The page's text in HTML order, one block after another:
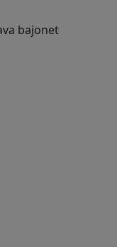
bajonet